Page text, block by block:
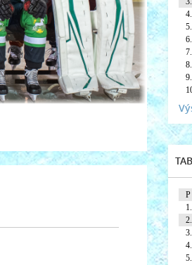
4.
5.
6.
7.
8.
9.
P
1.
2.
3.
4.
5.